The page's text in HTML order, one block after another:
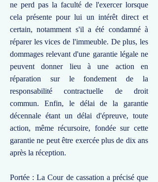
ne perd pas la faculté de l'exercer lorsque
cela présente pour lui un intérêt direct et
certain, notamment s'il a été condamné à
réparer les vices de l'immeuble. De plus, les
dommages relevant d'une garantie légale ne
peuvent donner lieu à une action en
réparation sur le fondement de la
responsabilité contractuelle de droit
commun. Enfin, le délai de la garantie
décennale étant un délai d'épreuve, toute
action, même récursoire, fondée sur cette
garantie ne peut être exercée plus de dix ans
après la réception.
Portée : La Cour de cassation a précisé que